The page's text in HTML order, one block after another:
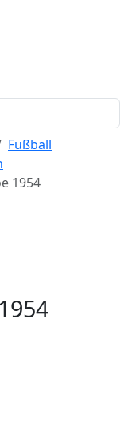
Fußball
1954